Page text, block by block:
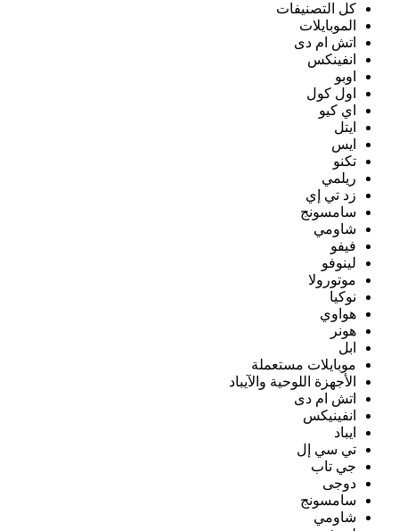
كل التصنيفات
الموبايلات
اتش ام دى
انفينكس
اوبو
اول كول
اي كيو
ايتل
ايس
تكنو
ريلمي
زد تي إي
سامسونج
شاومي
فيفو
لينوفو
موتورولا
نوكيا
هواوي
هونر
ابل
موبايلات مستعملة
الأجهزة اللوحية والآيباد
اتش ام دى
انفينيكس
ايباد
تي سي إل
جي تاب
دوجى
سامسونج
شاومي